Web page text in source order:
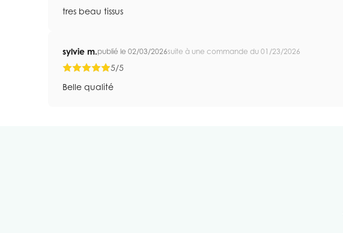
tres beau tissus
sylvie m.publié le 02/03/2026suite à une commande du 01/23/2026
5/5
Belle qualité